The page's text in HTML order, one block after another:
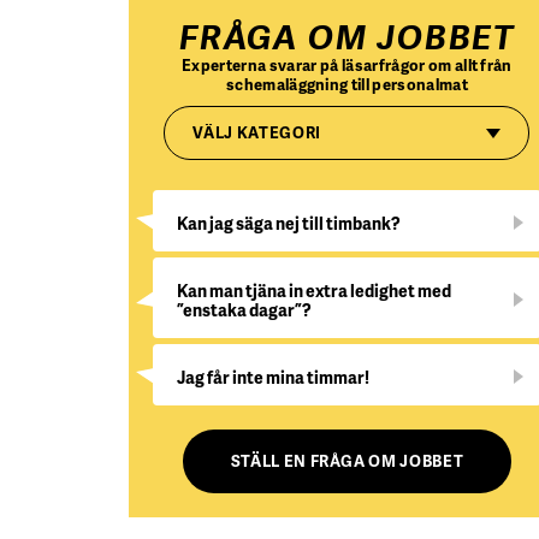
FRÅGA OM JOBBET
Experterna svarar på läsarfrågor om allt från
schemaläggning till personalmat
VÄLJ KATEGORI
Kan jag säga nej till timbank?
Kan man tjäna in extra ledighet med
”enstaka dagar”?
Jag får inte mina timmar!
STÄLL EN FRÅGA OM JOBBET